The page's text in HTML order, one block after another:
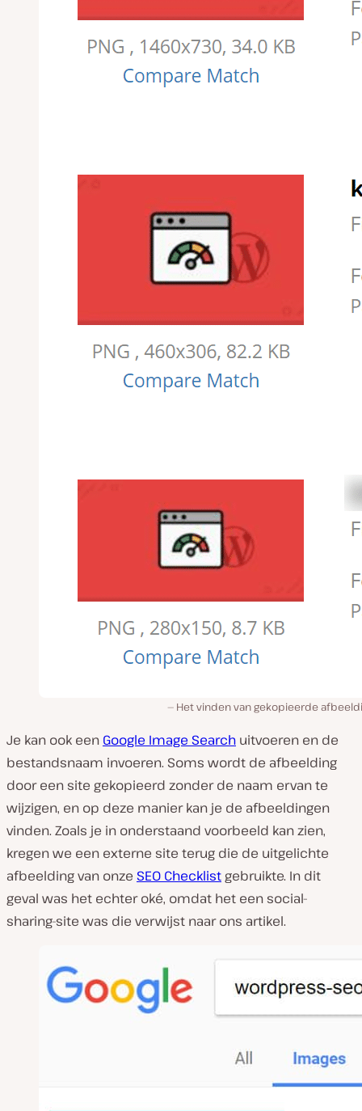
Het vinden van gekopieerde
Je kan ook een Google Image Search uitvoeren en de
bestandsnaam invoeren. Soms wordt de afbeelding
door een site gekopieerd zonder de naam ervan te
wijzigen, en op deze manier kan je de afbeeldingen
vinden. Zoals je in onderstaand voorbeeld kan zien,
kregen we een externe site terug die de uitgelichte
afbeelding van onze SEO Checklist gebruikte. In dit
geval was het echter oké, omdat het een social-
sharing-site was die verwijst naar ons artikel.